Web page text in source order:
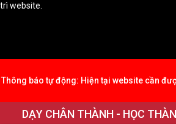
trì website.
Thông báo tự động: Hiện tại website cần
DẠY CHÂN THÀNH - HỌC